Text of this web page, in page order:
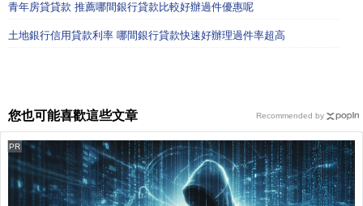
青年房貸貸款 推薦哪間銀行貸款比較好辦過件優惠呢
土地銀行信用貸款利率 哪間銀行貸款快速好辦理過件率超高
您也可能喜歡這些文章
PR
Recommended by